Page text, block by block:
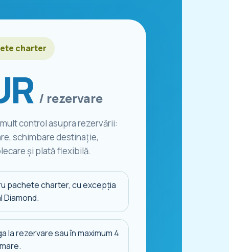
charter
/ rezervare
mult control asupra rezervării:
schimbare destinație,
și plată flexibilă.
pachete charter, cu excepția
Diamond.
la rezervare sau în maximum 4